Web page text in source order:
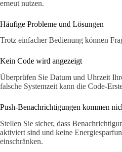
erneut nutzen.
Häufige Probleme und Lösungen
Trotz einfacher Bedienung können
Kein Code wird angezeigt
Überprüfen Sie Datum und Uhrzeit
falsche Systemzeit kann die Code-
Push-Benachrichtigungen kommen
Stellen Sie sicher, dass
aktiviert sind und keine
einschränken.